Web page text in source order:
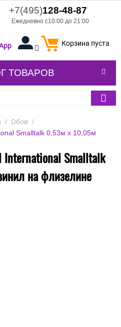
+7(495)128-48-87
Ежедневно с10:00 до 21:00
Корзина пуста
ТОВАРОВ
/ Обои /
Smalltalk 0,53м x 10,05м
International Smalltalk
на флизелине